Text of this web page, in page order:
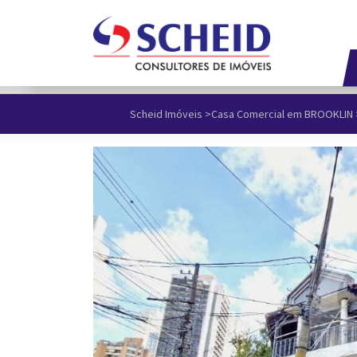
Scheid Imóveis >Casa Comercial em BROOKLIN